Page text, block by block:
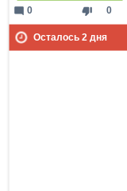
thumb_down 0
mode_comment 0
Осталось 2 дня